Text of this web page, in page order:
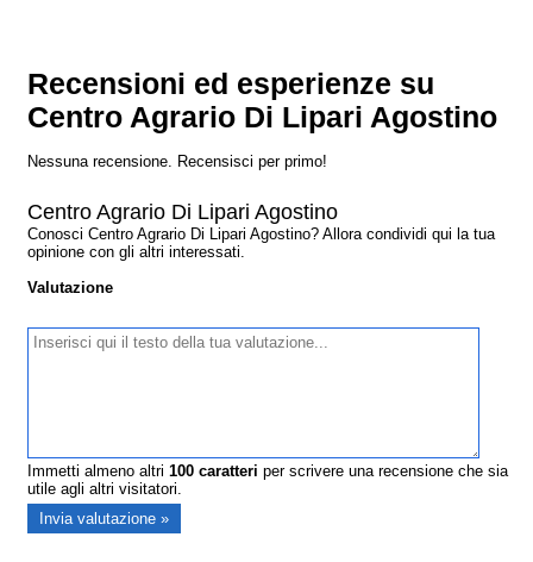
Recensioni ed esperienze su
Centro Agrario Di Lipari Agostino
Nessuna recensione. Recensisci per primo!
Centro Agrario Di Lipari Agostino
Conosci Centro Agrario Di Lipari Agostino? Allora condividi qui la tua
opinione con gli altri interessati.
Valutazione
Immetti almeno altri100 caratteri per scrivere una recensione che sia
utile agli altri visitatori.